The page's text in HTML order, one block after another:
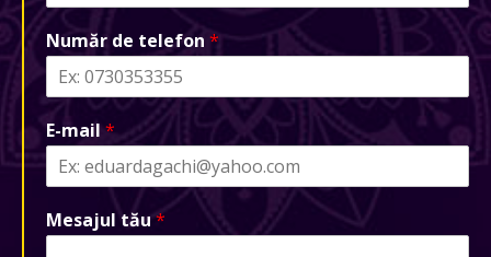
Număr de telefon *
E-mail *
Mesajul tău*